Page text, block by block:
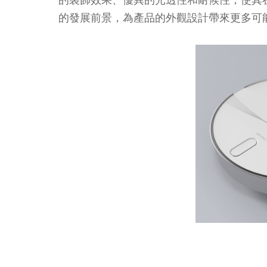
的發展前景，為產品的外觀設計帶來更多可